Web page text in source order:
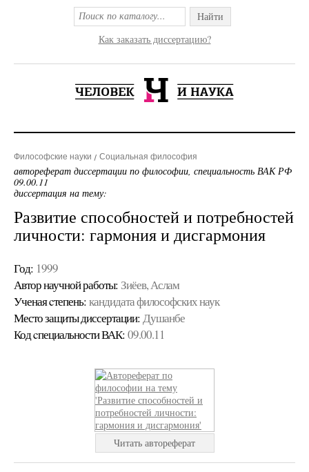
Найти
Как заказать диссертацию?
Философские науки Социальная философия
автореферат диссертации по философии, специальность ВАК РФ
09.00.11
диссертация на тему:
Развитие способностей и потребностей
личности: гармония и дисгармония
Год: 1999
Автор научной работы: Зиёев, Аслам
Ученая cтепень: кандидата философских наук
Место защиты диссертации: Душанбе
Код cпециальности ВАК: 09.00.11
Читать автореферат